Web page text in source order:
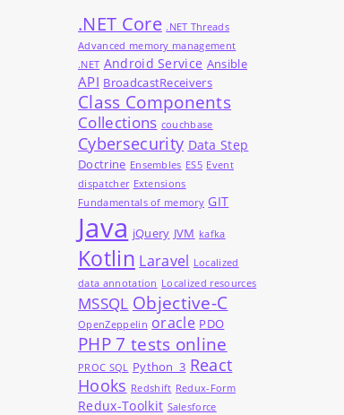
.NET Core .NET Threads
Advanced memory management
.NET Android Service Ansible
API BroadcastReceivers
Class Components
Collections couchbase
Cybersecurity Data Step
Doctrine Ensembles ES5 Event
dispatcher Extensions
Fundamentals of memory GIT
Java jQuery JVM kafka
Kotlin Laravel Localized
data annotation Localized resources
MSSQL Objective-C
OpenZeppelin oracle PDO
PHP 7 tests online
PROC SQL Python_3 React
Hooks Redshift Redux-Form
Redux-Toolkit Salesforce